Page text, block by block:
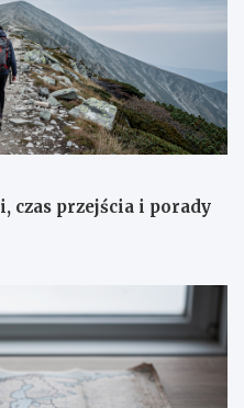
czas przejścia i porady